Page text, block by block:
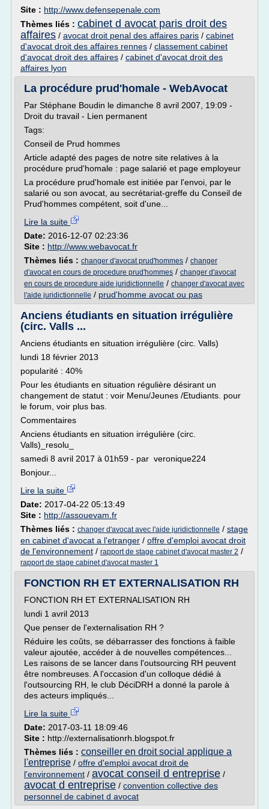
Site : http://www.defensepenale.com
Thèmes liés : cabinet d avocat paris droit des
affaires / avocat droit penal des affaires paris / cabinet
d'avocat droit des affaires rennes / classement cabinet
d'avocat droit des affaires / cabinet d'avocat droit des
affaires lyon
La procédure prud'homale - WebAvocat
Par Stéphane Boudin le dimanche 8 avril 2007, 19:09 -
Droit du travail - Lien permanent
Tags:
Conseil de Prud hommes
Article adapté des pages de notre site relatives à la
procédure prud'homale : page salarié et page employeur
La procédure prud'homale est initiée par l'envoi, par le
salarié ou son avocat, au secrétariat-greffe du Conseil de
Prud'hommes compétent, soit d'une...
Lire la suite
Date: 2016-12-07 02:23:36
Site : http://www.webavocat.fr
Thèmes liés : changer d'avocat prud'hommes / changer
d'avocat en cours de procedure prud'hommes / changer d'avocat
en cours de procedure aide juridictionnelle / changer d'avocat avec
l'aide juridictionnelle / prud'homme avocat ou pas
Anciens étudiants en situation irrégulière
(circ. Valls ...
Anciens étudiants en situation irrégulière (circ. Valls)
lundi 18 février 2013
popularité : 40%
Pour les étudiants en situation régulière désirant un
changement de statut : voir Menu/Jeunes /Etudiants. pour
le forum, voir plus bas.
Commentaires
Anciens étudiants en situation irrégulière (circ.
Valls)_resolu_
samedi 8 avril 2017 à 01h59 - par veronique224
Bonjour...
Lire la suite
Date: 2017-04-22 05:13:49
Site : http://assouevam.fr
Thèmes liés : changer d'avocat avec l'aide juridictionnelle / stage
en cabinet d'avocat a l'etranger / offre d'emploi avocat droit
de l'environnement / rapport de stage cabinet d'avocat master 2 /
rapport de stage cabinet d'avocat master 1
FONCTION RH ET EXTERNALISATION RH
FONCTION RH ET EXTERNALISATION RH
lundi 1 avril 2013
Que penser de l'externalisation RH ?
Réduire les coûts, se débarrasser des fonctions à faible
valeur ajoutée, accéder à de nouvelles compétences...
Les raisons de se lancer dans l'outsourcing RH peuvent
être nombreuses. A l'occasion d'un colloque dédié à
l'outsourcing RH, le club DéciDRH a donné la parole à
des acteurs impliqués...
Lire la suite
Date: 2017-03-11 18:09:46
Site : http://externalisationrh.blogspot.fr
Thèmes liés : conseiller en droit social applique a
l'entreprise / offre d'emploi avocat droit de
l'environnement / avocat conseil d entreprise /
avocat d entreprise / convention collective des
personnel de cabinet d avocat